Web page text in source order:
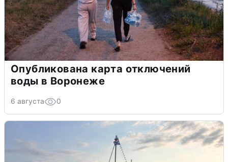
Опубликована карта отключений
воды в Воронеже
6 августа 0